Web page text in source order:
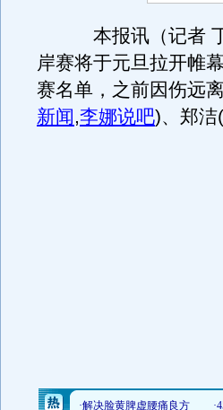
本报讯（记者 丁
岸赛将于元旦拉开帷
赛名单，之前因伤远
新闻,李娜说吧)、郑洁(